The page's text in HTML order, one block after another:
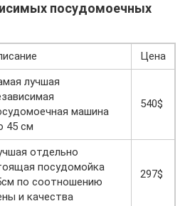
посудомоечных
Цена
лучшая
машина
45 см
540$
отдельно
посудомойка
по соотношению
и качества
297$